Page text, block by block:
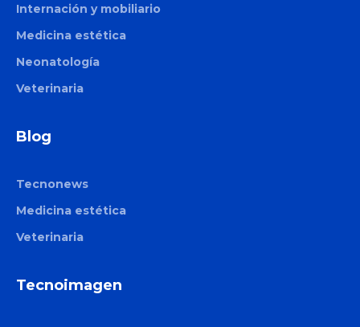
Internación y mobiliario
Medicina estética
Neonatología
Veterinaria
Blog
Tecnonews
Medicina estética
Veterinaria
Tecnoimagen